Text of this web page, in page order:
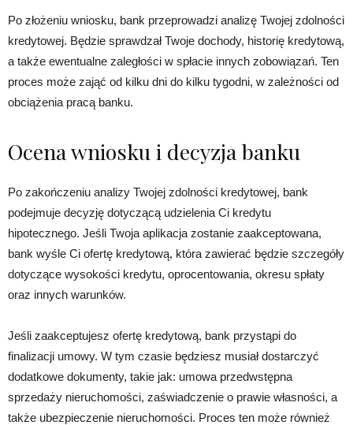
Po złożeniu wniosku, bank przeprowadzi analizę Twojej zdolności
kredytowej. Będzie sprawdzał Twoje dochody, historię kredytową,
a także ewentualne zaległości w spłacie innych zobowiązań. Ten
proces może zająć od kilku dni do kilku tygodni, w zależności od
obciążenia pracą banku.
Ocena wniosku i decyzja banku
Po zakończeniu analizy Twojej zdolności kredytowej, bank
podejmuje decyzję dotyczącą udzielenia Ci kredytu
hipotecznego. Jeśli Twoja aplikacja zostanie zaakceptowana,
bank wyśle Ci ofertę kredytową, która zawierać będzie szczegóły
dotyczące wysokości kredytu, oprocentowania, okresu spłaty
oraz innych warunków.
Jeśli zaakceptujesz ofertę kredytową, bank przystąpi do
finalizacji umowy. W tym czasie będziesz musiał dostarczyć
dodatkowe dokumenty, takie jak: umowa przedwstępna
sprzedaży nieruchomości, zaświadczenie o prawie własności, a
także ubezpieczenie nieruchomości. Proces ten może również